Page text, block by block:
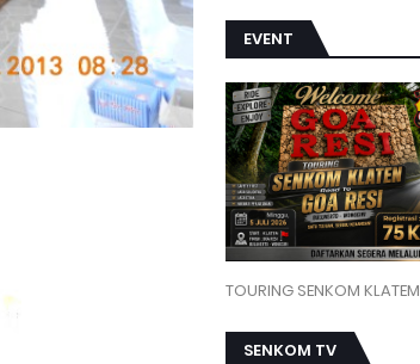
EVENT
TOURING SENKOM KLATEM
SENKOM TV